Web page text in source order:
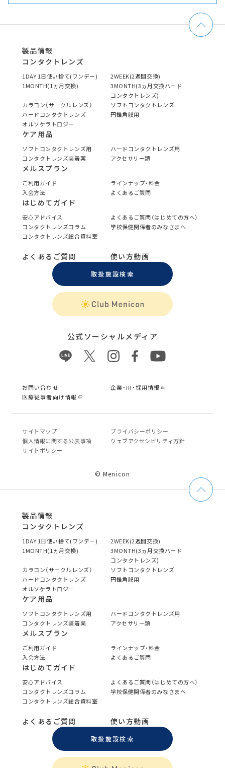
製品情報
コンタクトレンズ
1DAY 1日使い捨て(ワンデー)
2WEEK(2週間交換)
1MONTH(1ヵ月交換)
3MONTH(3ヵ月交換ハード
コンタクトレンズ)
カラコン（サークルレンズ）
ソフトコンタクトレンズ
ハードコンタクトレンズ
円錐角膜用
オルソケラトロジー
ケア用品
ソフトコンタクトレンズ用
ハードコンタクトレンズ用
コンタクトレンズ装着薬
アクセサリー類
メルスプラン
ご利用ガイド
ラインナップ・料金
入会方法
よくあるご質問
はじめてガイド
安心アドバイス
よくあるご質問（はじめての方へ）
コンタクトレンズコラム
学校保健関係者のみなさまへ
コンタクトレンズ総合資料室
よくあるご質問 使い方動画
取扱施設検索
公式ソーシャルメディア
お問い合わせ
企業・IR・採用情報
医療従事者向け情報
サイトマップ
プライバシーポリシー
個⼈情報に関する公表事項
ウェブアクセシビリティ方針
サイトポリシー
© Menicon
製品情報
コンタクトレンズ
1DAY 1日使い捨て(ワンデー)
2WEEK(2週間交換)
1MONTH(1ヵ月交換)
3MONTH(3ヵ月交換ハード
コンタクトレンズ)
カラコン（サークルレンズ）
ソフトコンタクトレンズ
ハードコンタクトレンズ
円錐角膜用
オルソケラトロジー
ケア用品
ソフトコンタクトレンズ用
ハードコンタクトレンズ用
コンタクトレンズ装着薬
アクセサリー類
メルスプラン
ご利用ガイド
ラインナップ・料金
入会方法
よくあるご質問
はじめてガイド
安心アドバイス
よくあるご質問（はじめての方へ）
コンタクトレンズコラム
学校保健関係者のみなさまへ
コンタクトレンズ総合資料室
よくあるご質問 使い方動画
取扱施設検索